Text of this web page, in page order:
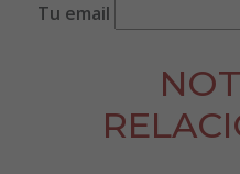
Tu email